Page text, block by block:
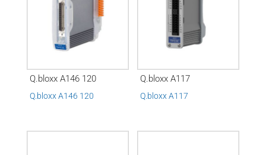
Q.bloxx A146 120
Q.bloxx A146 120
Q.bloxx A117
Q.bloxx A117